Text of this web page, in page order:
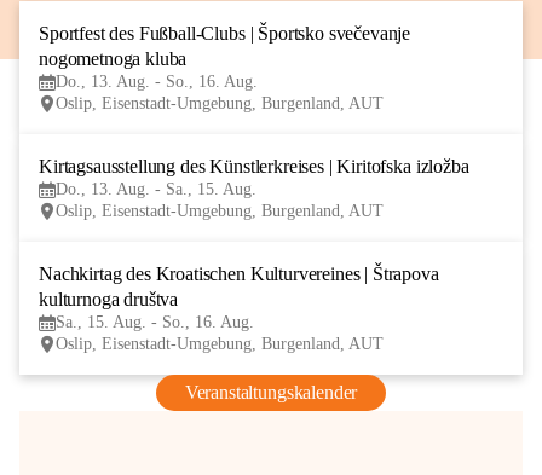
Sportfest des Fußball-Clubs | Športsko svečevanje
nogometnoga kluba
Do., 13. Aug. - So., 16. Aug.
Oslip, Eisenstadt-Umgebung, Burgenland, AUT
Kirtagsausstellung des Künstlerkreises | Kiritofska izložba
Do., 13. Aug. - Sa., 15. Aug.
Oslip, Eisenstadt-Umgebung, Burgenland, AUT
Nachkirtag des Kroatischen Kulturvereines | Štrapova
kulturnoga društva
Sa., 15. Aug. - So., 16. Aug.
Oslip, Eisenstadt-Umgebung, Burgenland, AUT
Veranstaltungskalender